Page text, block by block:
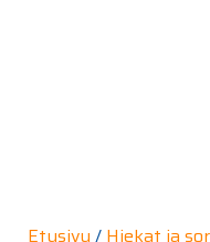
Etusivu / Hiekat ja